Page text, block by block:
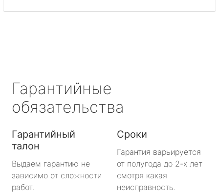
Гарантийные
обязательства
Гарантийный
талон
Выдаем гарантию не
зависимо от сложности
работ.
Сроки
Гарантия варьируется
от полугода до 2-х лет
смотря какая
неисправность.